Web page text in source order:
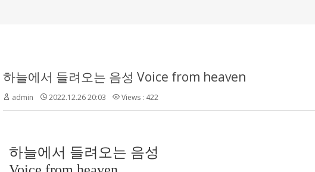
하늘에서 들려오는 음성 Voice from heaven
admin 2022.12.26 20:03 Views : 422
하늘에서 들려오는 음성